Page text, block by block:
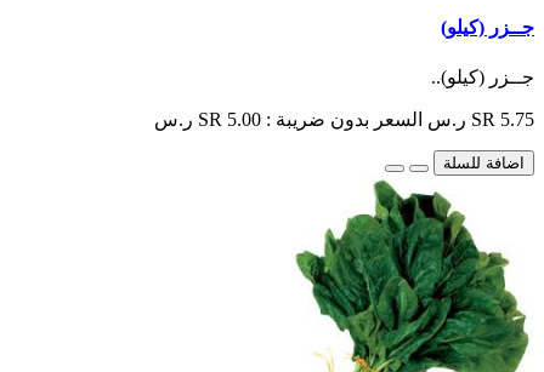
جــزر (كيلو)
جــزر (كيلو)..
SR 5.75 ر.س السعر بدون ضريبة : SR 5.00 ر.س
اضافة للسلة